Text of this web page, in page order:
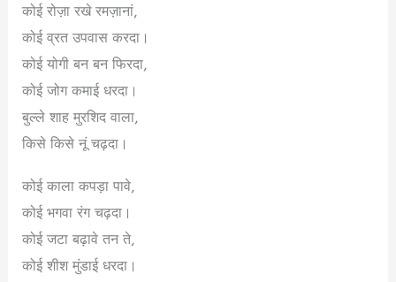
कोई रोज़ा रखे रमज़ानां,
कोई व्रत उपवास करदा।
कोई योगी बन बन फिरदा,
कोई जोग कमाई धरदा।
बुल्ले शाह मुरशिद वाला,
किसे किसे नूं चढ़दा।
कोई काला कपड़ा पावे,
कोई भगवा रंग चढ़दा।
कोई जटा बढ़ावे तन ते,
कोई शीश मुंडाई धरदा।